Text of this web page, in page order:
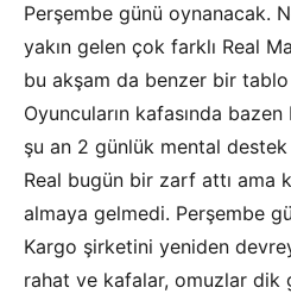
Perşembe günü oynanacak.
yakın gelen çok farklı Real
bu akşam da benzer bir tablo
Oyuncuların kafasında
şu an 2 günlük mental
Real bugün bir zarf attı ama
almaya gelmedi. Perşembe
Kargo şirketini yeniden
rahat ve kafalar, omuzlar dik